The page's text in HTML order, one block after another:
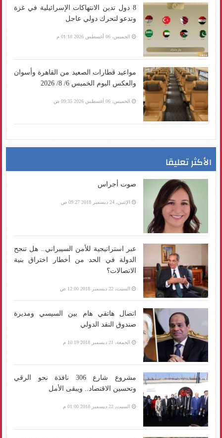
8 دول تدين الانتهاكات الإسرائيلية في غزة
وتدعو لتحرك دولي عاجل
الخميس، 06 أغسطس 2026 01:18 م
مواعيد قطارات الصعيد من القاهرة وأسوان
والعكس اليوم الخميس 6/ 8/ 2026
الخميس، 06 أغسطس 2026 09:35 ص
الأكثر تعليقا
صوت أجراس
الإثنين، 24 ديسمبر 2018 09:27 ص
عبر استراتيجية للأمن السيبراني.. هل تنجح
الدولة في الحد من أخطار اختراق بنية
الاتصالات؟
السبت، 22 ديسمبر 2018 12:00 ص
اتصال هاتفي هام بين السيسي ومديرة
صندوق النقد الدولي
الجمعة، 21 ديسمبر 2018 10:19 م
مشروع شارع 306 نافذة نحو الرقي
وتحسين الاقتصاد.. ويبقى الأمل
السبت، 22 ديسمبر 2018 01:00 م